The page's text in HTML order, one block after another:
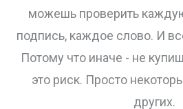
можешь проверить
подпись, каждое слово. И
Потому что иначе - не
это риск. Просто
других.